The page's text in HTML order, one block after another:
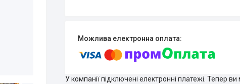
У компанії підключені електронні платежі. Тепер